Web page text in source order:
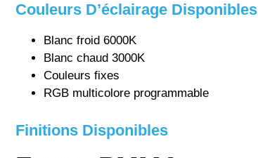
Couleurs D’éclairage Disponibles
Blanc froid 6000K
Blanc chaud 3000K
Couleurs fixes
RGB multicolore programmable
Finitions Disponibles